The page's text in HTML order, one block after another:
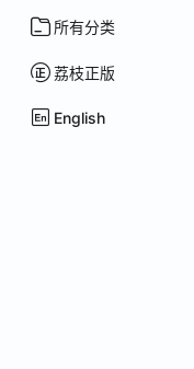
所有分类
荔枝正版
English